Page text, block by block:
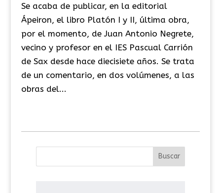
Se acaba de publicar, en la editorial
Ápeiron, el libro Platón I y II, última obra,
por el momento, de Juan Antonio Negrete,
vecino y profesor en el IES Pascual Carrión
de Sax desde hace diecisiete años. Se trata
de un comentario, en dos volúmenes, a las
obras del...